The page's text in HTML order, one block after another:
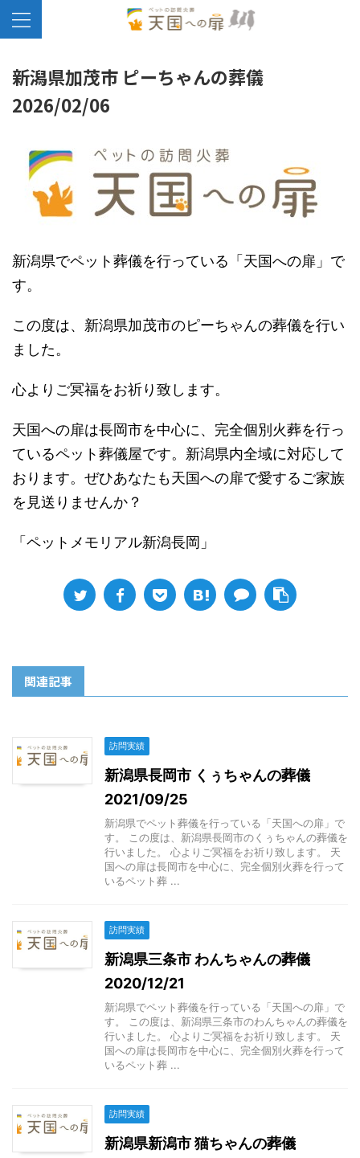
新潟県加茂市 ピーちゃんの葬儀
2026/02/06
新潟県でペット葬儀を行っている「天国への扉」で
す。
この度は、新潟県加茂市のピーちゃんの葬儀を行い
ました。
心よりご冥福をお祈り致します。
天国への扉は長岡市を中心に、完全個別火葬を行っ
ているペット葬儀屋です。新潟県内全域に対応して
おります。ぜひあなたも天国への扉で愛するご家族
を見送りませんか？
「ペットメモリアル新潟長岡」
関連記事
訪問実績
新潟県長岡市 くぅちゃんの葬儀
2021/09/25
新潟県でペット葬儀を行っている「天国への扉」で
す。 この度は、新潟県長岡市のくぅちゃんの葬儀を
行いました。 心よりご冥福をお祈り致します。 天
国への扉は長岡市を中心に、完全個別火葬を行って
いるペット葬 ...
訪問実績
新潟県三条市 わんちゃんの葬儀
2020/12/21
新潟県でペット葬儀を行っている「天国への扉」で
す。 この度は、新潟県三条市のわんちゃんの葬儀を
行いました。 心よりご冥福をお祈り致します。 天
国への扉は長岡市を中心に、完全個別火葬を行って
いるペット葬 ...
訪問実績
新潟県新潟市 猫ちゃんの葬儀